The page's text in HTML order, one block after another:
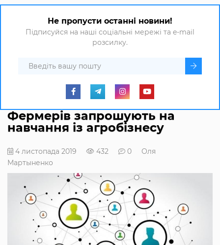
Не пропусти останні новини!
Підписуйся на наші соціальні мережі та e-mail
розсилку.
Фермерів запрошують на
навчання із агробізнесу
4 листопада 2019 432 0
Оля
Мартыненко